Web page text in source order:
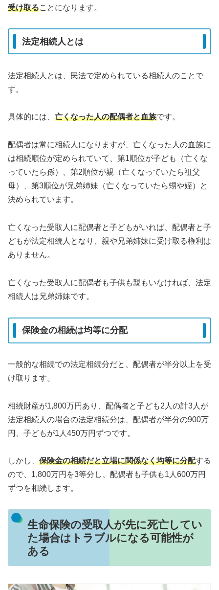
受け取ることになります。
法定相続人とは
法定相続人とは、民法で定められている相続人のことで
す。
具体的には、 亡くなった人の配偶者と血族です。
配偶者は常に相続人になりますが、亡くなった人の血族に
は相続順位が定められていて、第1順位が子ども（亡くな
っていたら孫）、第2順位が親（亡くなっていたら祖父
母）、第3順位が兄弟姉妹（亡くなっていたら甥や姪）と
決められています。
亡くなった受取人に配偶者と子どもがいれば、配偶者と子
どもが法定相続人となり、親や兄弟姉妹に受け取る権利は
ありません。
亡くなった受取人に配偶者も子供も親もいなければ、法定
相続人は兄弟姉妹です。
保険金の相続は均等に分配
一般的な相続での法定相続分だと、配偶者が半分以上を受
け取ります。
相続財産が1,800万円あり、配偶者と子ども2人の計3人が
法定相続人の場合の法定相続分は、配偶者が半分の900万
円、子どもが1人450万円ずつです。
しかし、 保険金の相続だと立場に関係なく均等に分配する
ので、1,800万円を3等分し、配偶者も子供も1人600万円
ずつを相続します。
生命保険の受取人が先に死亡してい
た場合はトラブルになる可能性が
ある